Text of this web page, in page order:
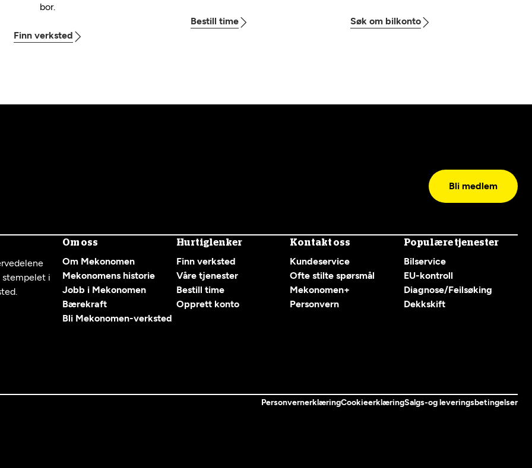
bor.
Finn verksted
Bestill time Søk om bilkonto
Bli medlem
stempelet i
Om oss
Om Mekonomen
Mekonomens historie
Jobb i Mekonomen
Bærekraft
Bli Mekonomen-verksted
Hurtiglenker
Finn verksted
Våre tjenester
Bestill time
Opprett konto
Kontakt oss
Kundeservice
Ofte stilte spørsmål
Mekonomen+
Personvern
Populære tjenester
Bilservice
EU-kontroll
Diagnose/Feilsøking
Dekkskift
PersonvernerklæringCookieerklæringSalgs-og leveringsbetingelser